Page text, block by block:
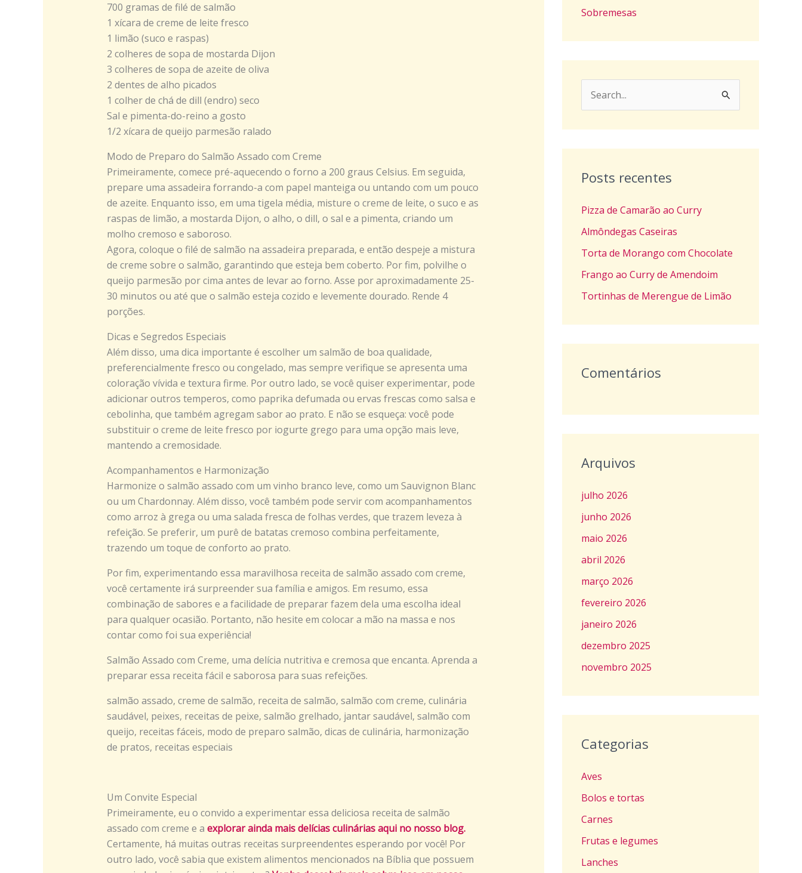
700 gramas de filé de salmão
1 xícara de creme de leite fresco
1 limão (suco e raspas)
2 colheres de sopa de mostarda Dijon
3 colheres de sopa de azeite de oliva
2 dentes de alho picados
1 colher de chá de dill (endro) seco
Sal e pimenta-do-reino a gosto
1/2 xícara de queijo parmesão ralado
Modo de Preparo do Salmão Assado com Creme
Primeiramente, comece pré-aquecendo o forno a 200 graus Celsius. Em seguida,
prepare uma assadeira forrando-a com papel manteiga ou untando com um pouco
de azeite. Enquanto isso, em uma tigela média, misture o creme de leite, o suco e as
raspas de limão, a mostarda Dijon, o alho, o dill, o sal e a pimenta, criando um
molho cremoso e saboroso.
Agora, coloque o filé de salmão na assadeira preparada, e então despeje a mistura
de creme sobre o salmão, garantindo que esteja bem coberto. Por fim, polvilhe o
queijo parmesão por cima antes de levar ao forno. Asse por aproximadamente 25-
30 minutos ou até que o salmão esteja cozido e levemente dourado. Rende 4
porções.
Dicas e Segredos Especiais
Além disso, uma dica importante é escolher um salmão de boa qualidade,
preferencialmente fresco ou congelado, mas sempre verifique se apresenta uma
coloração vívida e textura firme. Por outro lado, se você quiser experimentar, pode
adicionar outros temperos, como paprika defumada ou ervas frescas como salsa e
cebolinha, que também agregam sabor ao prato. E não se esqueça: você pode
substituir o creme de leite fresco por iogurte grego para uma opção mais leve,
mantendo a cremosidade.
Acompanhamentos e Harmonização
Harmonize o salmão assado com um vinho branco leve, como um Sauvignon Blanc
ou um Chardonnay. Além disso, você também pode servir com acompanhamentos
como arroz à grega ou uma salada fresca de folhas verdes, que trazem leveza à
refeição. Se preferir, um purê de batatas cremoso combina perfeitamente,
trazendo um toque de conforto ao prato.
Por fim, experimentando essa maravilhosa receita de salmão assado com creme,
você certamente irá surpreender sua família e amigos. Em resumo, essa
combinação de sabores e a facilidade de preparar fazem dela uma escolha ideal
para qualquer ocasião. Portanto, não hesite em colocar a mão na massa e nos
contar como foi sua experiência!
Salmão Assado com Creme, uma delícia nutritiva e cremosa que encanta. Aprenda a
preparar essa receita fácil e saborosa para suas refeições.
salmão assado, creme de salmão, receita de salmão, salmão com creme, culinária
saudável, peixes, receitas de peixe, salmão grelhado, jantar saudável, salmão com
queijo, receitas fáceis, modo de preparo salmão, dicas de culinária, harmonização
de pratos, receitas especiais
Um Convite Especial
Primeiramente, eu o convido a experimentar essa deliciosa receita de salmão
assado com creme e a explorar ainda mais delícias culinárias aqui no nosso blog.
Certamente, há muitas outras receitas surpreendentes esperando por você! Por
outro lado, você sabia que existem alimentos mencionados na Bíblia que possuem
Sobremesas
u
s
a
r
p
:
Posts recentes
Pizza de Camarão ao Curry
Almôndegas Caseiras
Torta de Morango com Chocolate
Frango ao Curry de Amendoim
Tortinhas de Merengue de Limão
Comentários
Arquivos
julho 2026
junho 2026
maio 2026
abril 2026
março 2026
fevereiro 2026
janeiro 2026
dezembro 2025
novembro 2025
Categorias
Aves
Bolos e tortas
Carnes
Frutas e legumes
Lanches